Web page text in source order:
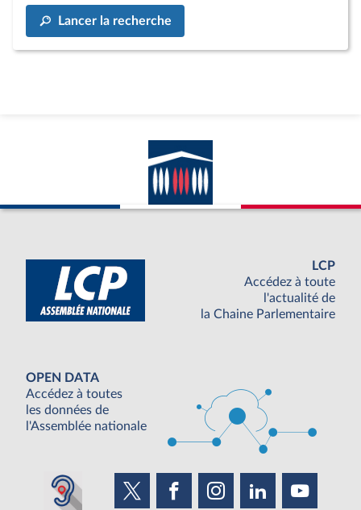
Lancer la recherche
LCP
Accédez à toute
l'actualité de
la Chaine Parlementaire
OPEN DATA
Accédez à toutes
les données de
l'Assemblée nationale